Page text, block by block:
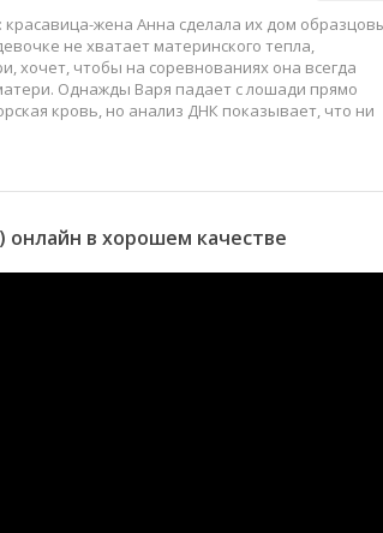
красавица-жена Анна сделала их дом
не хватает материнского тепла,
хочет, чтобы на соревнованиях она всегда
Однажды Варя падает с лошади прямо
кровь, но анализ ДНК показывает, что ни
онлайн в хорошем качестве